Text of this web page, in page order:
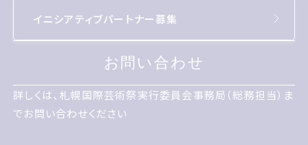
わせください
イニシアティブパートナー募集
お問い合わせ
お問い合わせ
詳しくは 札幌国際げいじゅつさい実行委員会事務局総務担
当までお問い合わせください
詳しくは、札幌国際芸術祭実行委員会事務局（総務担当）ま
でお問い合わせください